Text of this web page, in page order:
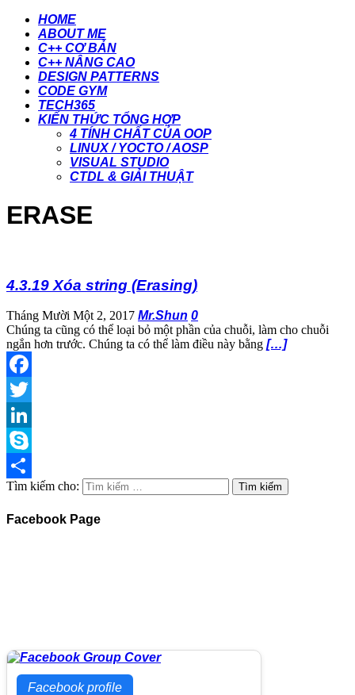
HOME
ABOUT ME
C++ CƠ BẢN
C++ NÂNG CAO
DESIGN PATTERNS
CODE GYM
TECH365
KIẾN THỨC TỔNG HỢP
4 TÍNH CHẤT CỦA OOP
LINUX / YOCTO / AOSP
VISUAL STUDIO
CTDL & GIẢI THUẬT
ERASE
4.3.19 Xóa string (Erasing)
Tháng Mười Một 2, 2017 Mr.Shun 0
Chúng ta cũng có thể loại bỏ một phần của chuỗi, làm cho chuỗi
ngắn hơn trước. Chúng ta có thể làm điều này bằng […]
Facebook
Twitter
LinkedIn
Skype
Share
Tìm kiếm cho:
Facebook Page
Facebook profile